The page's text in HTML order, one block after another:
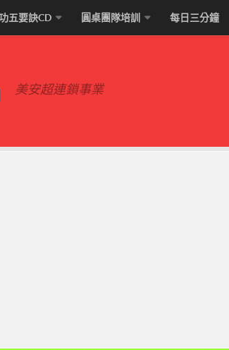
五要訣CD 圓桌團隊培訓 每日三分鐘
美安超連鎖事業